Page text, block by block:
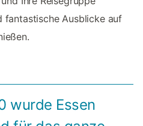
fantastische Ausblicke auf
wurde Essen